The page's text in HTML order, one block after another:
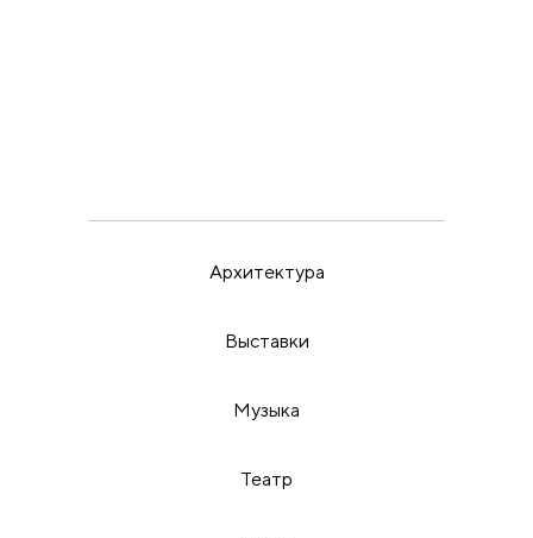
Архитектура
Выставки
Музыка
Театр